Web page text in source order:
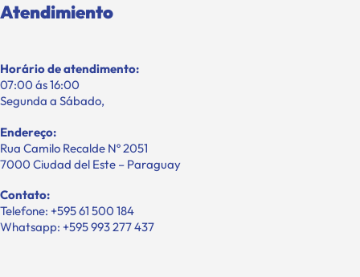
Atendimiento
Horário de atendimento:
07:00 ás 16:00
Segunda a Sábado,
Endereço:
Rua Camilo Recalde Nº 2051
7000 Ciudad del Este – Paraguay
Contato:
Telefone: +595 61 500 184
Whatsapp: +595 993 277 437